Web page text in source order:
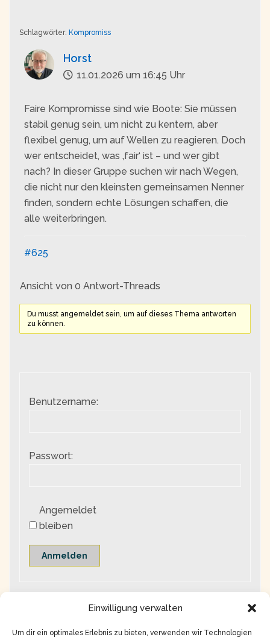
Einwilligung verwalten
Um dir ein optimales Erlebnis zu bieten, verwenden wir Technologien
Schlagwörter: Kompromiss
Horst
11.01.2026 um 16:45 Uhr
Faire Kompromisse sind wie Boote: Sie müssen
stabil genug sein, um nicht zu kentern, aber
flexibel genug, um auf Wellen zu reagieren. Doch
wer entscheidet, was ‚fair‘ ist – und wer gibt
nach? In dieser Gruppe suchen wir nach Wegen,
die nicht nur den kleinsten gemeinsamen Nenner
finden, sondern echte Lösungen schaffen, die
alle weiterbringen.
#625
Ansicht von 0 Antwort-Threads
Du musst angemeldet sein, um auf dieses Thema antworten
zu können.
Benutzername:
Passwort:
Angemeldet
bleiben
Anmelden